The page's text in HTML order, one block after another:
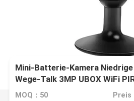
Mini-Batterie-Kamera
Wege-Talk 3MP UBOX WiFi
Heimsicherheit Kamera
MOQ：50 Preis